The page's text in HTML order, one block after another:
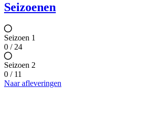
Seizoenen
Seizoen 1
0 / 24
Seizoen 2
0 / 11
Naar afleveringen